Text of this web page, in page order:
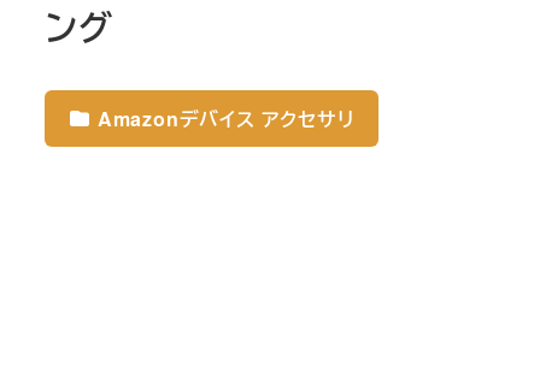
ング
Amazonデバイス アクセサリ